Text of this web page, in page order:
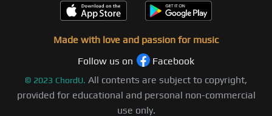
Made with love and passion for music
Follow us on
Facebook
© 2023 ChordU. All contents are subject to copyright,
provided for educational and personal non-commercial
use only.